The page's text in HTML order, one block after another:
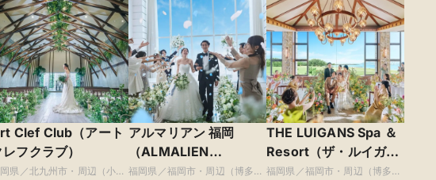
Clef Club（アート
レフクラブ）
県／北九州市・周辺（小倉
アルマリアン 福岡
（ALMALIEN
FUKUOKA）
福岡県／福岡市・周辺（博多・
THE LUIGANS Spa ＆
Resort（ザ・ルイガン
ズ.スパ ＆リゾート）
福岡県／福岡市・周辺（博多・